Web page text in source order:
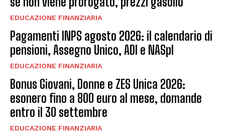
EDUCAZIONE FINANZIARIA
Pagamenti INPS agosto 2026: il calendario di
pensioni, Assegno Unico, ADI e NASpI
EDUCAZIONE FINANZIARIA
Bonus Giovani, Donne e ZES Unica 2026:
esonero fino a 800 euro al mese, domande
entro il 30 settembre
EDUCAZIONE FINANZIARIA